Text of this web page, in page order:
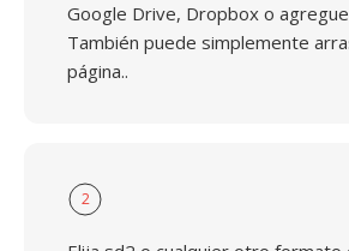
Google Drive, Dropbox o agregue
También puede simplemente
página..
2